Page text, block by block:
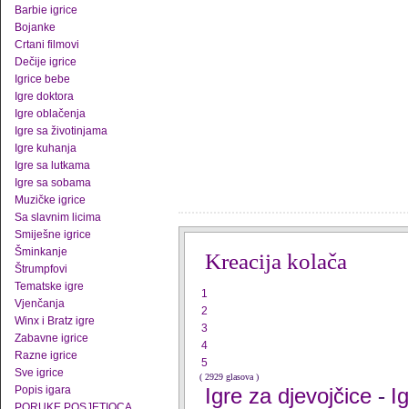
Barbie igrice
Bojanke
Crtani filmovi
Dečije igrice
Igrice bebe
Igre doktora
Igre oblačenja
Igre sa životinjama
Igre kuhanja
Igre sa lutkama
Igre sa sobama
Muzičke igrice
Sa slavnim licima
Smiješne igrice
Šminkanje
Štrumpfovi
Tematske igre
Vjenčanja
Winx i Bratz igre
Zabavne igrice
Razne igrice
Sve igrice
Popis igara
Kreacija kolača
1
2
3
4
5
( 2929 glasova )
Igre za djevojčice -